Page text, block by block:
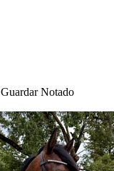
Guardar Notado